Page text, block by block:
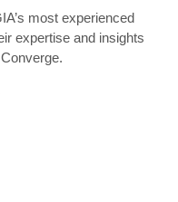
most experienced
expertise and insights